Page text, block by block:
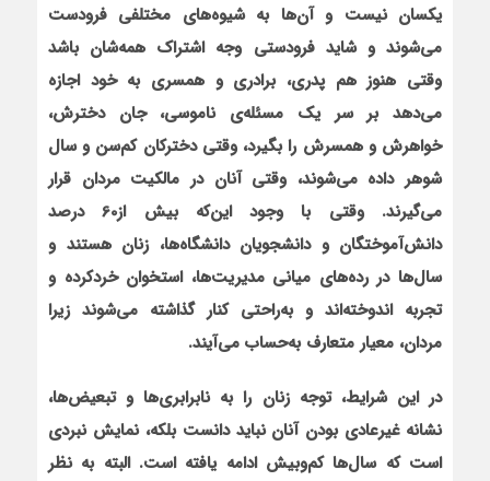
یکسان نیست و آن‌ها به شیوه‌های مختلفی فرودست
می‌شوند و شاید فرودستی وجه اشتراک همه‌شان باشد
وقتی هنوز هم پدری، برادری و همسری به خود اجازه
می‌دهد بر سر یک مسئله‌ی ناموسی، جان دخترش،
خواهرش و همسرش را بگیرد، وقتی دخترکان کم‌سن و سال
شوهر داده می‌شوند، وقتی آنان در مالکیت مردان قرار
می‌گیرند. وقتی با وجود این‌که بیش از60 درصد
دانش‌آموختگان و دانشجویان دانشگاه‌ها، زنان هستند و
سال‌ها در رده‌های میانی مدیریت‌ها، استخوان خردکرده و
تجربه اندوخته‌اند و به‌راحتی کنار گذاشته می‌شوند زیرا
مردان، معیار متعارف به‌حساب می‌آیند.
در این شرایط، توجه زنان را به نابرابری‌ها و تبعیض‌ها،
نشانه غیرعادی بودن آنان نباید دانست بلکه، نمایش نبردی
است که سال‌ها کم‌وبیش ادامه یافته است. البته به نظر